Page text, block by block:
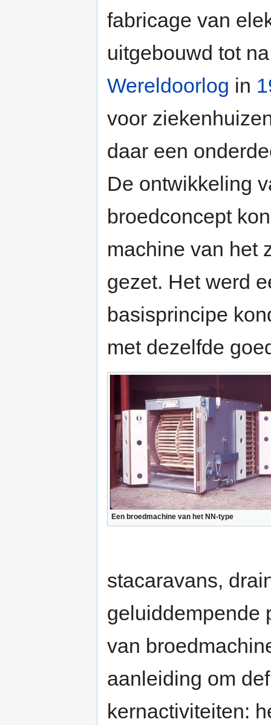
fabricage van
uitgebouwd tot
Wereldoorlog in
voor
daar een
De ontwikkeling
broedconcept
machine van het
gezet. Het werd
basisprincipe
met dezelfde
Een broedmachine van het NN-type
stacaravans,
geluiddempende
van
aanleiding om
kernactiviteiten: